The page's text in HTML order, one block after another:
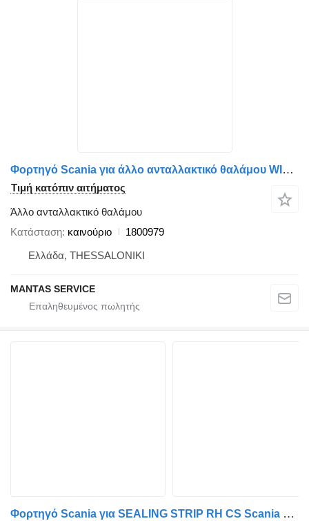
Φορτηγό Scania για άλλο ανταλλακτικό θαλάμου WIRE 1800979
Τιμή κατόπιν αιτήματος
Άλλο ανταλλακτικό θαλάμου
Κατάσταση καινούριο
1800979
Ελλάδα, THESSALONIKI
MANTAS SERVICE
Φορτηγό Scania για SEALING STRIP RH CS Scania ΤΑΙΝΙΑ ΣΦΡΑΓΙΣΗΣ RH CS - |SCANIA - ΤΑΙΝΙΑ ΣΦΡΑΓΙΣΗΣ RH CS - ΓΝΗΣΙΑ 2148784|2148784-1-scaled